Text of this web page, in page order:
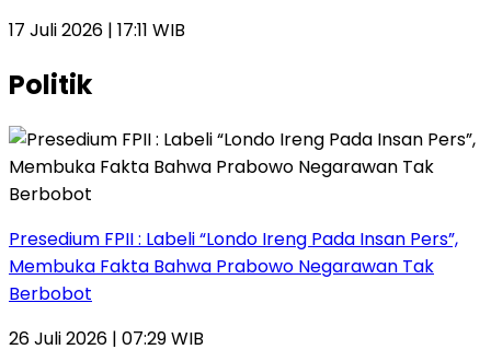
17 Juli 2026 | 17:11 WIB
Politik
Presedium FPII : Labeli “Londo Ireng Pada Insan Pers”,
Membuka Fakta Bahwa Prabowo Negarawan Tak
Berbobot
26 Juli 2026 | 07:29 WIB